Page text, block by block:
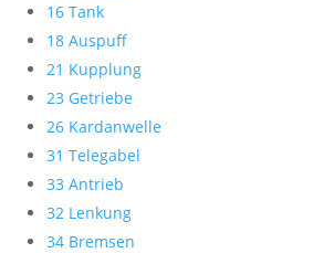
16 Tank
18 Auspuff
21 Kupplung
23 Getriebe
26 Kardanwelle
31 Telegabel
33 Antrieb
32 Lenkung
34 Bremsen